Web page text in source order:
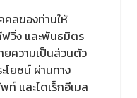
ลของท่านให้
วิ่ง และพันธมิตร
ยความเป็นส่วนตัว
โยชน์ ผ่านทาง
ท์ และไดเร็กอีเมล